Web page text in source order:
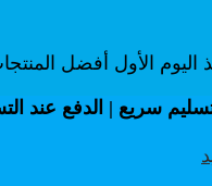
الأول أفضل
سريع | الدفع عند